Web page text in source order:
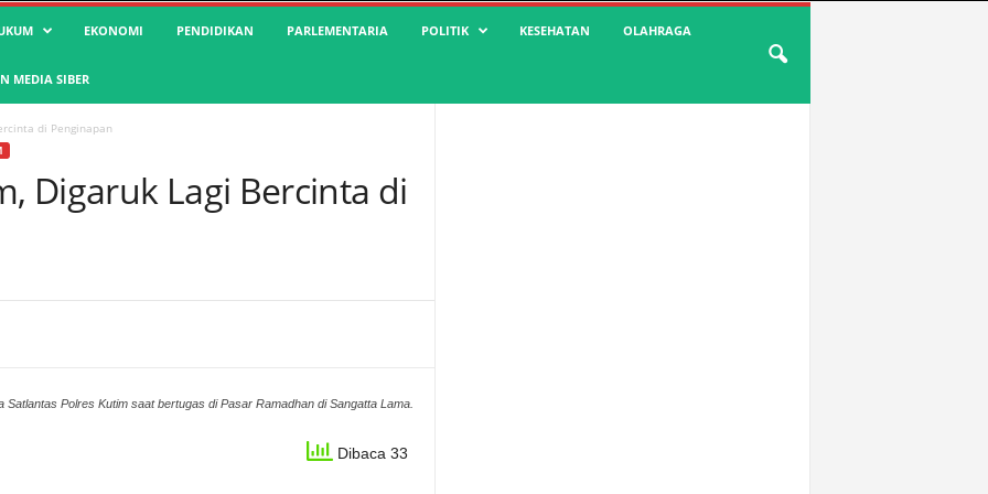
EKONOMI PENDIDIKAN PARLEMENTARIA POLITIK KESEHATAN OLAHRAGA
MEDIA SIBER
di Penginapan
Digaruk Lagi Bercinta di
Satlantas Polres Kutim saat bertugas di Pasar Ramadhan di Sangatta Lama.
Dibaca 33